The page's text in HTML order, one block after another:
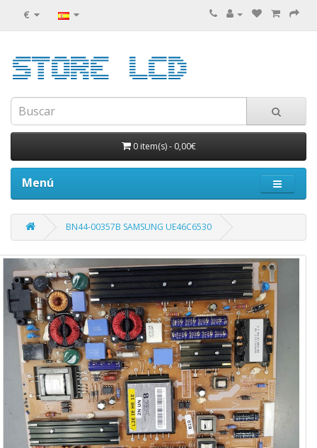
€
0 item(s)- 0,00€
Menú
BN44-00357B SAMSUNG UE46C6530